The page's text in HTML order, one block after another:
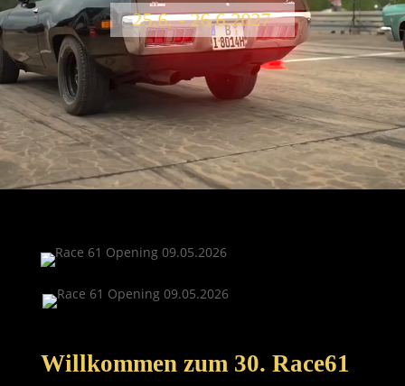
25.6. - 26.6.2027
Willkommen zum 30. Race61